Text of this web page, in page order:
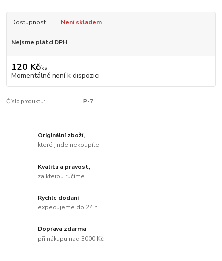
Dostupnost Není skladem
Nejsme plátci DPH
120 Kč/ks
Momentálně není k dispozici
Číslo produktu: P-7
Originální zboží,
které jinde nekoupíte
Kvalita a pravost,
za kterou ručíme
Rychlé dodání
expedujeme do 24 h
Doprava zdarma
při nákupu nad 3000 Kč